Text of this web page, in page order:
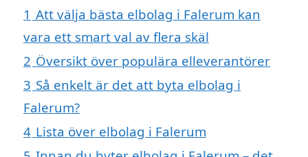
1 Att välja bästa elbolag i Falerum kan
vara ett smart val av flera skäl
2 Översikt över populära elleverantörer
3 Så enkelt är det att byta elbolag i
Falerum?
4 Lista över elbolag i Falerum